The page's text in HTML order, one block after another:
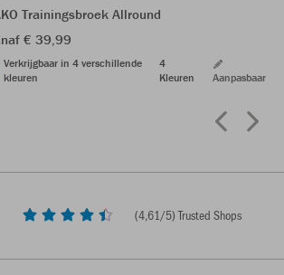
Trainingsbroek Allround
€ 39,99
Verkrijgbaar in 4 verschillende
kleuren
4
Kleuren
Aanpasbaar
(4,61/5) Trusted Shops